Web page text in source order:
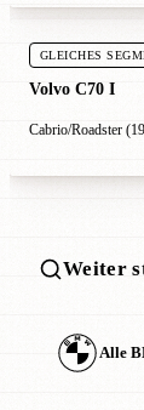
GLEICHES
Volvo C70 I
Cabrio/Roadster
Weiter
Alle